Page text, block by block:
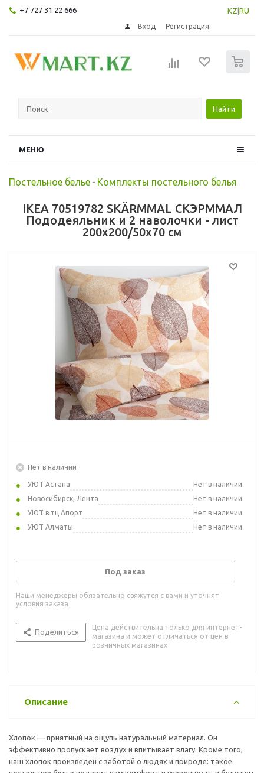
+7 727 31 22 666 KZ RU
Вход Регистрация
Найти
МЕНЮ
Постельное белье - Комплекты постельного белья
IKEA 70519782 SKÄRMMAL СКЭРММАЛ
Пододеяльник и 2 наволочки - лист
200x200/50x70 см
Нет в наличии
УЮТ Астана
Нет в наличии
Новосибирск, Лента
Нет в наличии
УЮТ в тц Апорт
Нет в наличии
УЮТ Алматы
Нет в наличии
Под заказ
Наши менеджеры обязательно свяжутся с вами и уточнят
условия заказа
Поделиться
Цена действительна только для интернет-
магазина и может отличаться от цен в
розничных магазинах
Описание
Хлопок — приятный на ощупь натуральный материал. Он
эффективно пропускает воздух и впитывает влагу. Кроме того,
наш хлопок произведен с заботой о людях и природе: такое